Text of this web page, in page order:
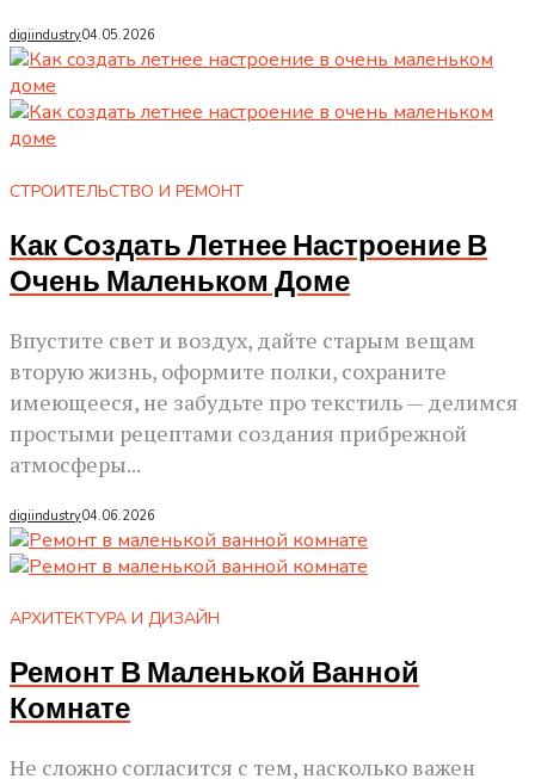
digiindustry04.05.2026
СТРОИТЕЛЬСТВО И РЕМОНТ
Как Создать Летнее Настроение В
Очень Маленьком Доме
Впустите свет и воздух, дайте старым вещам
вторую жизнь, оформите полки, сохраните
имеющееся, не забудьте про текстиль — делимся
простыми рецептами создания прибрежной
атмосферы...
digiindustry04.06.2026
АРХИТЕКТУРА И ДИЗАЙН
Ремонт В Маленькой Ванной
Комнате
Не сложно согласится с тем, насколько важен